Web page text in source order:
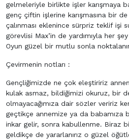
gelmeleriyle birlikte işler karışmaya
genç çiftin işlerine karışmasına bir
çalınması eklenince sürpriz teklif işi
görevlisi Max’in de yardımıyla her
Oyun güzel bir mutlu sonla
Çevirmenin notları :
Gençliğimizde ne çok eleştiririz
kulak asmaz, bildiğimizi okuruz, bir
olmayacağımıza dair sözler veririz
geçtikçe annemize ya da babamıza
inkar gelir, sonra kabullenme. Biraz
geldikçe de yararlanırız o güzel